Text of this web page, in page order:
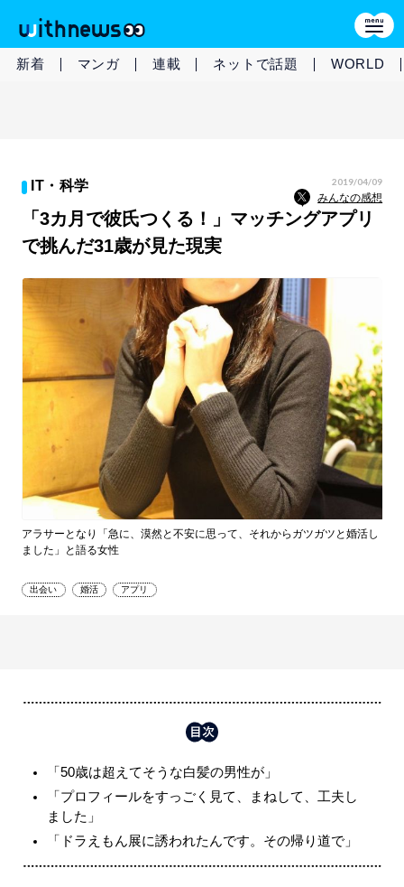
新着 マンガ 連載 ネットで話題 WORLD
IT・科学 2019/04/09
みんなの感想
「3カ月で彼氏つくる！」マッチングアプリ
で挑んだ31歳が見た現実
アラサーとなり「急に、漠然と不安に思って、それからガツガツと婚活し
ました」と語る女性
出会い 婚活 アプリ
「50歳は超えてそうな白髪の男性が」
「プロフィールをすっごく見て、まねして、工夫し
ました」
「ドラえもん展に誘われたんです。その帰り道で」